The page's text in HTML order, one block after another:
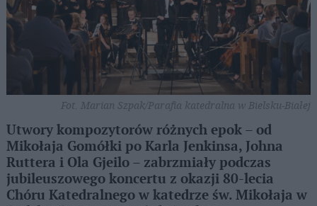
Fot. Marian Szpak/Parafia katedralna w Bielsku-Białej
Utwory kompozytorów różnych epok – od
Mikołaja Gomółki po Karla Jenkinsa, Johna
Ruttera i Ola Gjeilo – zabrzmiały podczas
jubileuszowego koncertu z okazji 80-lecia
Chóru Katedralnego w katedrze św. Mikołaja w